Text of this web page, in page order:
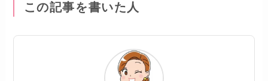
この記事を書いた人